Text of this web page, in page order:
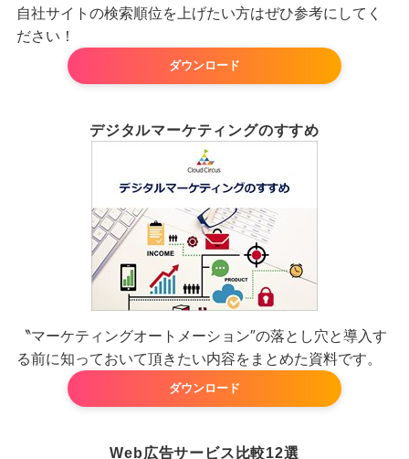
自社サイトの検索順位を上げたい方はぜひ参考にしてく
ださい！
ダウンロード
デジタルマーケティングのすすめ
〝マーケティングオートメーション″の落とし穴と導入す
る前に知っておいて頂きたい内容をまとめた資料です。
ダウンロード
Web広告サービス比較12選